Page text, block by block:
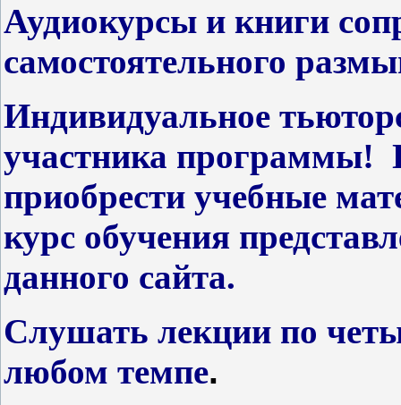
Аудиокурсы и книги
самостоятельного
Индивидуальное
участника программы!
приобрести учебные
курс обучения
данного сайта.
Слушать лекции по
любом темпе.